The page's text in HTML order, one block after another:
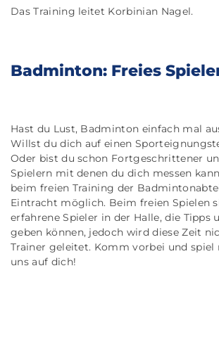
Das Training leitet Korbinian Nagel.
Badminton: Freies
Hast du Lust, Badminton einfach mal
Willst du dich auf einen
Oder bist du schon Fortgeschrittener
Spielern mit denen du dich messen
beim freien Training der
Eintracht möglich. Beim freien Spielen
erfahrene Spieler in der Halle, die Tipps
geben können, jedoch wird diese Zeit
Trainer geleitet. Komm vorbei und
uns auf dich!